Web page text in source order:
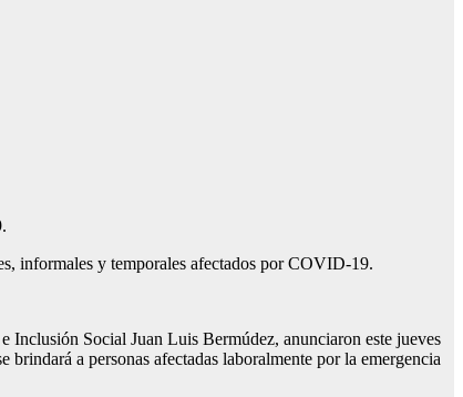
informales y temporales afectados por COVID-19.
Social Juan Luis Bermúdez, anunciaron este jueves
a personas afectadas laboralmente por la emergencia